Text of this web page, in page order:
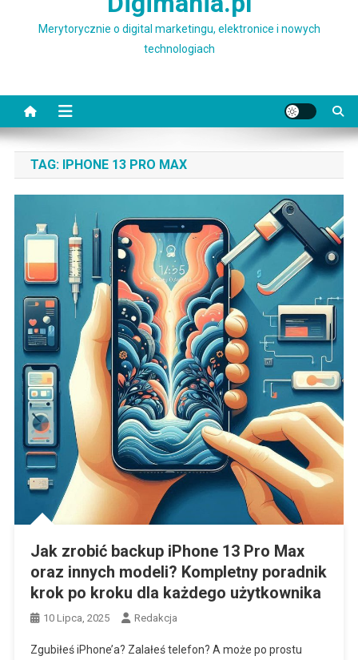
Merytorycznie o digital marketingu, elektronice i nowych
technologiach
TAG: IPHONE 13 PRO MAX
Jak zrobić backup iPhone 13 Pro Max
oraz innych modeli? Kompletny poradnik
krok po kroku dla każdego użytkownika
10 Lipca, 2025 Redakcja
Zgubiłeś iPhone’a? Zalałeś telefon? A może po prostu